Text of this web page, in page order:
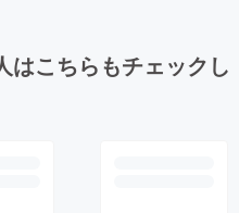
はこちらもチェックし